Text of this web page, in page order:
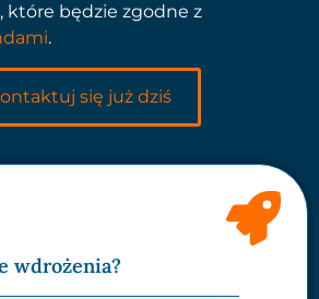
wdrożenia?
które będzie zgodne z
.
się już dziś